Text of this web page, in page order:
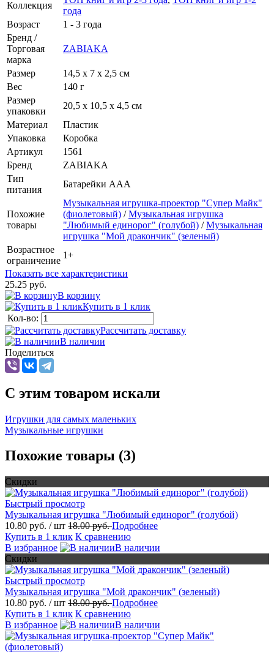
Коллекция
года
Возраст
1 - 3 года
Бренд /
Торговая
марка
ZABIAKA
Размер
14,5 х 7 х 2,5 см
Вес
140 г
Размер
упаковки
20,5 х 10,5 х 4,5 см
Материал
Пластик
Упаковка
Коробка
Артикул
1561
Бренд
ZABIAKA
Тип
питания
Батарейки AAA
Похожие
товары
Музыкальная игрушка-проектор "Супер Майк"
(фиолетовый) /Музыкальная игрушка
"Любимый единорог" (голубой) /Музыкальная
игрушка "Мой дракончик" (зеленый)
Возрастное
ограничение
1+
Показать все характеристики
25.25 руб.
В корзину
Купить в 1 клик
Кол-во:
Рассчитать доставку
В наличии
Поделиться
C этим товаром искали
Игрушки для самых маленьких
Музыкальные игрушки
Похожие товары (3)
Скидки
Быстрый просмотр
Музыкальная игрушка "Любимый единорог" (голубой)
10.80 руб. / шт 18.00 руб.Подробнее
Купить в 1 клик К сравнению
В избранное
В наличии
Скидки
Быстрый просмотр
Музыкальная игрушка "Мой дракончик" (зеленый)
10.80 руб. / шт 18.00 руб.Подробнее
Купить в 1 клик К сравнению
В избранное
В наличии